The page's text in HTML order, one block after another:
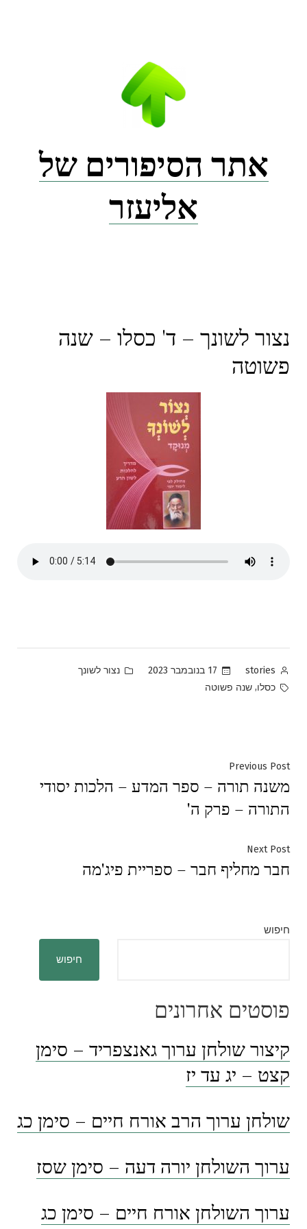
אתר הסיפורים של
אליעזר
נצור לשונך – ד' כסלו – שנה
פשוטה
Posted
by
stories 17 בנובמבר 2023
Posted
נצור לשונך
Tags:
כסלו, שנה פשוטה
ניווט
Previous Post
post:
משנה תורה – ספר המדע – הלכות יסודי
התורה – פרק ה'
Next Post
post:
חבר מחליף חבר – ספריית פיג'מה
חיפוש
חיפוש
פוסטים אחרונים
קיצור שולחן ערוך גאנצפריד – סימן
קצט – יג עד יז
שולחן ערוך הרב אורח חיים – סימן כג
ערוך השולחן יורה דעה – סימן שסז
ערוך השולחן אורח חיים – סימן כג